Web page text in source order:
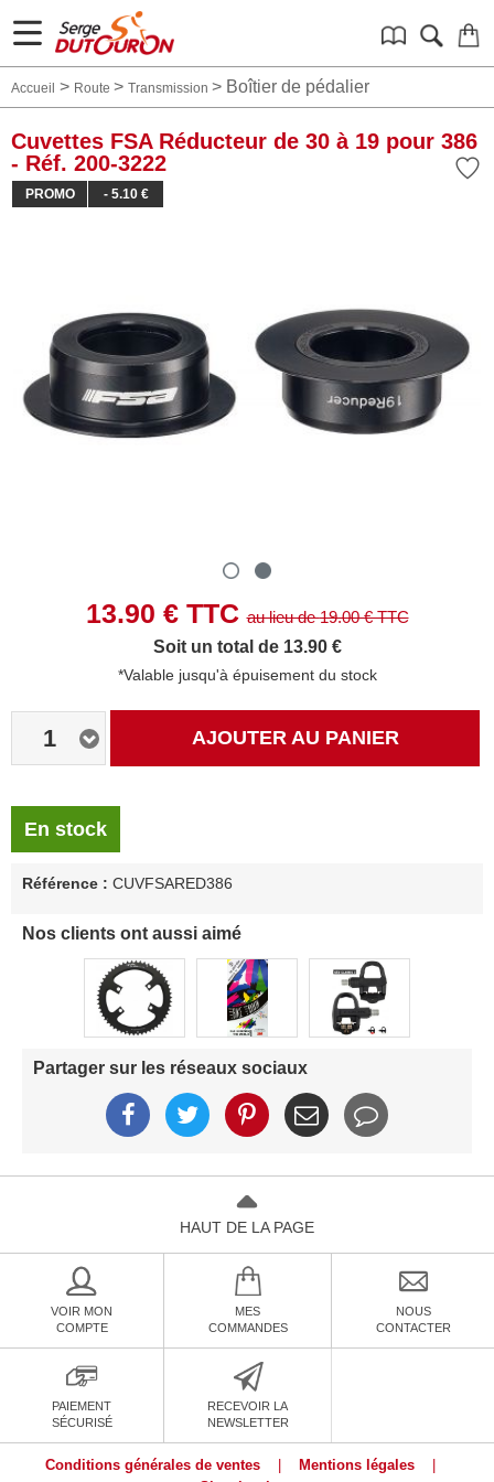
Accueil > Route > Transmission > Boîtier de pédalier
Cuvettes FSA Réducteur de 30 à 19 pour 386
- Réf. 200-3222
PROMO - 5.10 €
13.90 € TTCau lieu de19.00€ TTC
Soit un total de 13.90 €
*Valable jusqu'à épuisement du stock
1 AJOUTER AU PANIER
En stock
Référence : CUVFSARED386
Nos clients ont aussi aimé
Partager sur les réseaux sociaux
HAUT DE LA PAGE
VOIR MON
COMPTE
MES
COMMANDES
NOUS
CONTACTER
PAIEMENT
SÉCURISÉ
RECEVOIR LA
NEWSLETTER
Conditions générales de ventes Mentions légales